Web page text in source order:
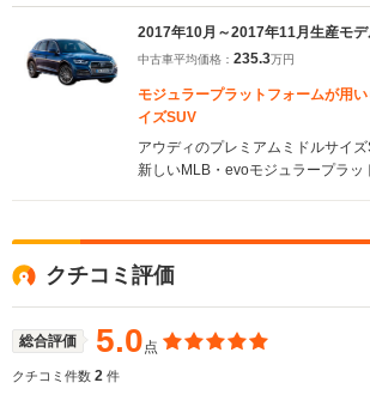
ラフィックジャムアシスト機能」を
ィアクティブレーンアシスト」搭載
れたことで、価格が改定されている
2017年10月～2017年11月生産モデ
中古車平均価格： 235.3万円
モジュラープラットフォームが用
イズSUV
アウディのプレミアムミドルサイズ
新しいMLB・evoモジュラープラッ
が図られている。インターネット
スやWi-Fiスポット機能などが備わ
ィー機能も標準装備された。エンジ
252ps／最大トルク370N・mを発
ボのTFSIエンジンを採用。ミッショ
ッチ式の7速Sトロニックとなる。駆
クチコミ評価
総合評価 5.0点
クチコミ件数 2 件